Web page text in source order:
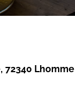
72340 Lhomme